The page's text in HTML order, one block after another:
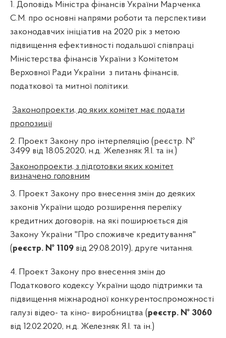
1. Доповідь Міністра фінансів України Марченка
С.М. про основні напрями роботи та перспективи
законодавчих ініціатив на 2020 рік з метою
підвищення ефективності подальшої співпраці
Міністерства фінансів України з Комітетом
Верховної Ради України з питань фінансів,
податкової та митної політики.
Законопроекти, до яких комітет має подати
пропозиції
2. Проект Закону про інтерпеляцію (реєстр. №
3499 від 18.05.2020, н.д. Железняк Я.І. та ін.)
Законопроекти, з підготовки яких комітет
визначено головним
3. Проект Закону про внесення змін до деяких
законів України щодо розширення переліку
кредитних договорів, на які поширюється дія
Закону України "Про споживче кредитування"
(реєстр. № 1109 від 29.08.2019), друге читання.
4. Проект Закону про внесення змін до
Податкового кодексу України щодо підтримки та
підвищення міжнародної конкурентоспроможності
галузі відео- та кіно- виробництва (реєстр. № 3060
від 12.02.2020, н.д. Железняк Я.І. та ін.)